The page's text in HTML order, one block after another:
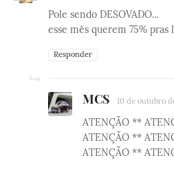
Pole sendo DESOVADO...
esse mês querem 75% pras
Responder
MCS 10 de outubro
ATENÇÃO **
ATENÇÃO **
ATENÇÃO **